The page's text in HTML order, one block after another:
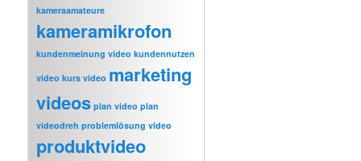
kameraamateure
kameramikrofon
kundenmeinung video kundennutzen
video kurs video marketing
videos plan video plan
videodreh problemlösung video
produktvideo